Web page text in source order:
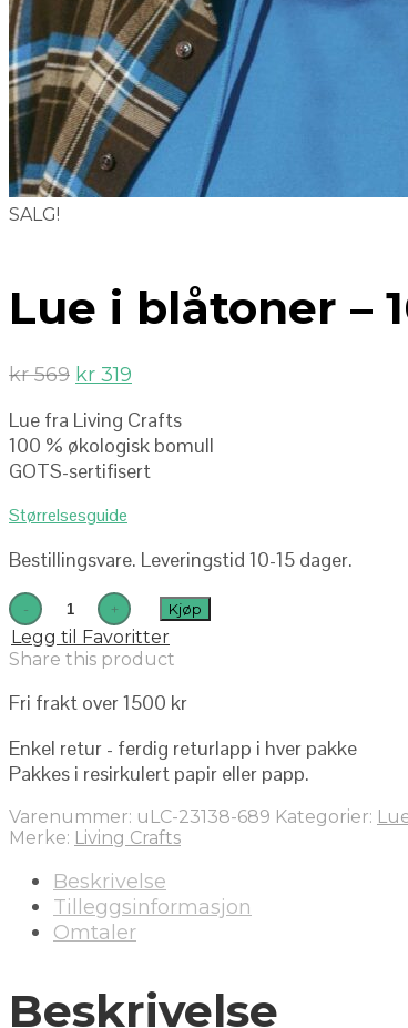
SALG!
Lue i blåtoner –
kr569 kr 319
Lue fra Living Crafts
100 % økologisk bomull
GOTS-sertifisert
Størrelsesguide
Bestillingsvare. Leveringstid 10-15 dager.
Kjøp
Legg til Favoritter
Share this product
Fri frakt over 1500 kr
Enkel retur - ferdig returlapp i hver pakke
Pakkes i resirkulert papir eller papp.
Varenummer: uLC-23138-689 Kategorier:
Merke: Living Crafts
Beskrivelse
Tilleggsinformasjon
Omtaler
Beskrivelse